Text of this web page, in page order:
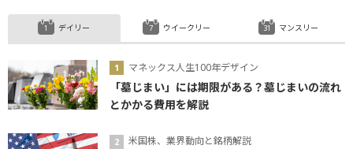
デイリー
マネックス人生100年デザイン
「墓じまい」には期限がある？墓じまいの流れ
とかかる費用を解説
米国株、業界動向と銘柄解説
ウイークリー マンスリー